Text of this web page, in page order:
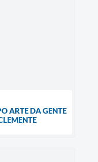
ARTE DA GENTE